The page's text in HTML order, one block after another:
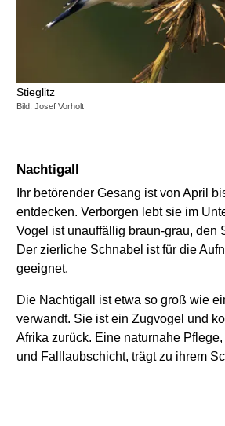
Stieglitz
Bild: Josef Vorholt
Nachtigall
Ihr betörender Gesang ist von April
entdecken. Verborgen lebt sie im
Vogel ist unauffällig braun-grau, den
Der zierliche Schnabel ist für die
geeignet.
Die Nachtigall ist etwa so groß wie
verwandt. Sie ist ein Zugvogel und
Afrika zurück. Eine naturnahe
und Falllaubschicht, trägt zu ihrem